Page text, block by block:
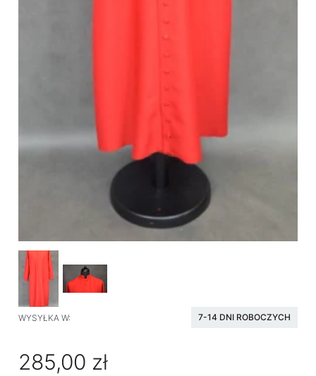
WYSYŁKA W: 7-14 DNI ROBOCZYCH
285,00 zł